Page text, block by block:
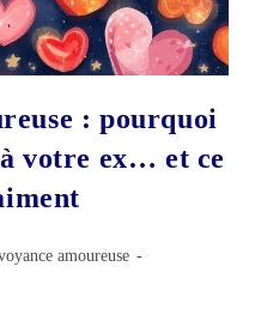
: pourquoi
à votre ex… et ce
amoureuse